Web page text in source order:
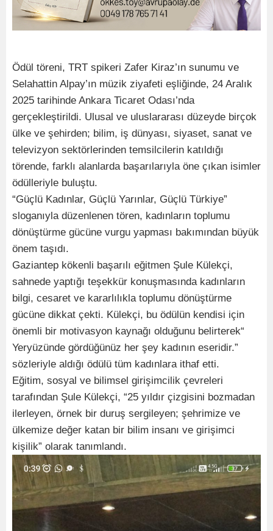
Ödül töreni, TRT spikeri Zafer Kiraz’ın sunumu ve
Selahattin Alpay’ın müzik ziyafeti eşliğinde, 24 Aralık
2025 tarihinde Ankara Ticaret Odası’nda
gerçekleştirildi. Ulusal ve uluslararası düzeyde birçok
ülke ve şehirden; bilim, iş dünyası, siyaset, sanat ve
televizyon sektörlerinden temsilcilerin katıldığı
törende, farklı alanlarda başarılarıyla öne çıkan isimler
ödülleriyle buluştu.
“Güçlü Kadınlar, Güçlü Yarınlar, Güçlü Türkiye”
sloganıyla düzenlenen tören, kadınların toplumu
dönüştürme gücüne vurgu yapması bakımından büyük
önem taşıdı.
Gaziantep kökenli başarılı eğitmen Şule Külekçi,
sahnede yaptığı teşekkür konuşmasında kadınların
bilgi, cesaret ve kararlılıkla toplumu dönüştürme
gücüne dikkat çekti. Külekçi, bu ödülün kendisi için
önemli bir motivasyon kaynağı olduğunu belirterek“
Yeryüzünde gördüğünüz her şey kadının eseridir.”
sözleriyle aldığı ödülü tüm kadınlara ithaf etti.
Eğitim, sosyal ve bilimsel girişimcilik çevreleri
tarafından Şule Külekçi, “25 yıldır çizgisini bozmadan
ilerleyen, örnek bir duruş sergileyen; şehrimize ve
ülkemize değer katan bir bilim insanı ve girişimci
kişilik” olarak tanımlandı.